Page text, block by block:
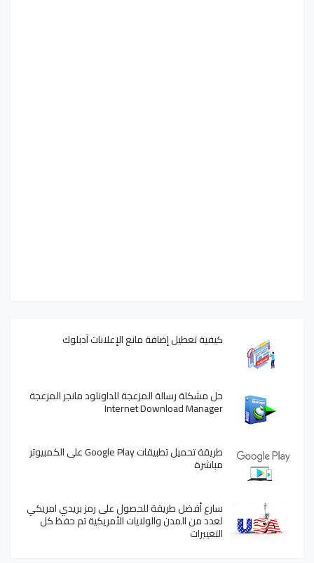
كيفية تعطيل إضافة مانع الإعلانات آدبلوك
حل مشكلة رسالة المزعجة للداونلود مانجر المزعجة
Internet Download Manager
طريقة تحميل تطبيقات Google Play على الكمبيوتر
مباشرة
سارع أفضل طريقة للحصول على رمز بريدي امريكي
لعدد من المدن والولايات الأمريكية تم حفظ كل
التغييرات